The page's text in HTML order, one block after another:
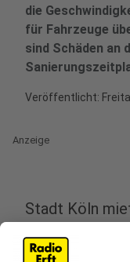
die
für Fahrzeuge
sind Schäden an
Veröffentlicht:
Anzeige
Stadt Köln
Anzeige